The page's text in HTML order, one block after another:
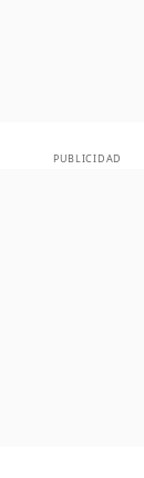
PUBLICIDAD